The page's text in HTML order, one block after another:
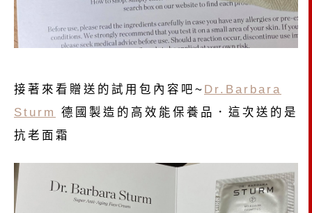
接著來看贈送的試用包內容吧~ Dr.Barbara
Sturm
德國製造的高效能保養品．這次送的是
抗老面霜